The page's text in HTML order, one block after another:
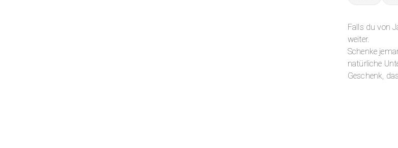
Falls du von
weiter.
Schenke
natürliche
Geschenk,